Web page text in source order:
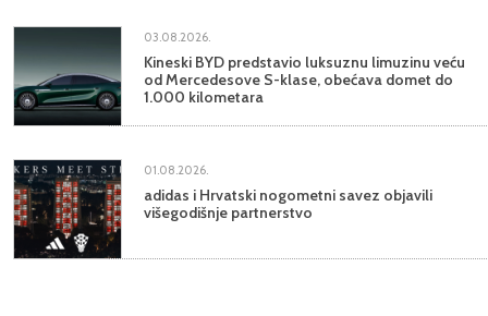
03.08.2026.
Kineski BYD predstavio luksuznu limuzinu veću
od Mercedesove S-klase, obećava domet do
1.000 kilometara
01.08.2026.
adidas i Hrvatski nogometni savez objavili
višegodišnje partnerstvo